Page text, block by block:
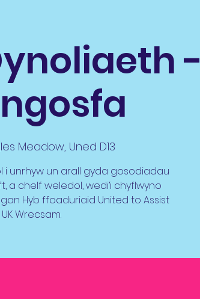
-
Meadow, Uned D13
i unrhyw un arall gyda gosodiadau
a chelf weledol, wedi’i chyflwyno
Hyb ffoaduriaid United to Assist
Wrecsam.